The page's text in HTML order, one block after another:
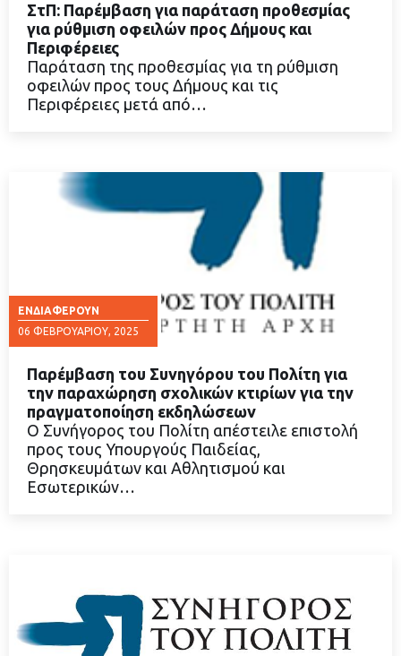
ΔΙΑΒΑΣΤΕ ΠΕΡΙΣΣΟΤΕΡΑ
ΣτΠ: Παρέμβαση για παράταση προθεσμίας
για ρύθμιση οφειλών προς Δήμους και
Περιφέρειες
Παράταση της προθεσμίας για τη ρύθμιση
οφειλών προς τους Δήμους και τις
Περιφέρειες μετά από…
ΕΝΔΙΑΦΈΡΟΥΝ
06 ΦΕΒΡΟΥΑΡΊΟΥ, 2025
ΔΙΑΒΑΣΤΕ ΠΕΡΙΣΣΟΤΕΡΑ
Παρέμβαση του Συνηγόρου του Πολίτη για
την παραχώρηση σχολικών κτιρίων για την
πραγματοποίηση εκδηλώσεων
Ο Συνήγορος του Πολίτη απέστειλε επιστολή
προς τους Υπουργούς Παιδείας,
Θρησκευμάτων και Αθλητισμού και
Εσωτερικών…